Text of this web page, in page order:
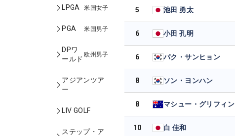
LPGA 米国女子
PGA 米国男子
DPワ
ールド
欧州男子
アジアンツア
ー
LIV GOLF
ステップ・ア
5 池田 勇太
6 小田 孔明
6 パク・サンヒョン
8 ソン・ヨンハン
8 マシュー・グリフィン
10 白 佳和